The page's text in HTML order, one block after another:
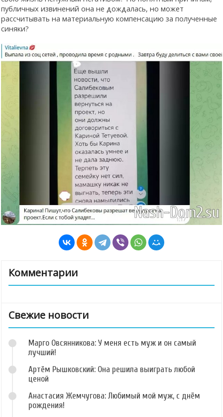
публичных извинений она не дождалась, но может
рассчитывать на материальную компенсацию за полученные
синяки?
Комментарии
Свежие новости
Марго Овсянникова: У меня есть муж и он самый
лучший!
Артём Рышковский: Она решила выиграть любой
ценой
Анастасия Жемчугова: Любимый мой муж, с днём
рождения!